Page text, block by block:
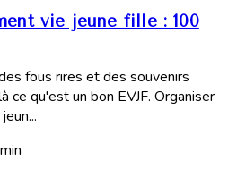
vie jeune fille : 100
fous rires et des souvenirs
ce qu'est un bon EVJF. Organiser